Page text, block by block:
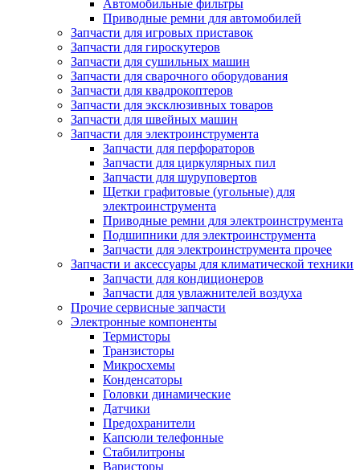
Автомобильные фильтры
Приводные ремни для автомобилей
Запчасти для игровых приставок
Запчасти для гироскутеров
Запчасти для сушильных машин
Запчасти для сварочного оборудования
Запчасти для квадрокоптеров
Запчасти для эксклюзивных товаров
Запчасти для швейных машин
Запчасти для электроинструмента
Запчасти для перфораторов
Запчасти для циркулярных пил
Запчасти для шуруповертов
Щетки графитовые (угольные) для
электроинструмента
Приводные ремни для электроинструмента
Подшипники для электроинструмента
Запчасти для электроинструмента прочее
Запчасти и аксессуары для климатической техники
Запчасти для кондиционеров
Запчасти для увлажнителей воздуха
Прочие сервисные запчасти
Электронные компоненты
Термисторы
Транзисторы
Микросхемы
Конденсаторы
Головки динамические
Датчики
Предохранители
Капсюли телефонные
Стабилитроны
Варисторы